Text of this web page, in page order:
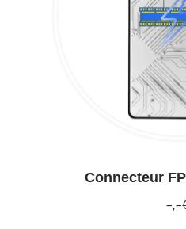
Connecteur